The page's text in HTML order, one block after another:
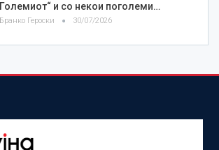
Големиот“ и со некои поголеми…
Бранко Героски 30/07/2026